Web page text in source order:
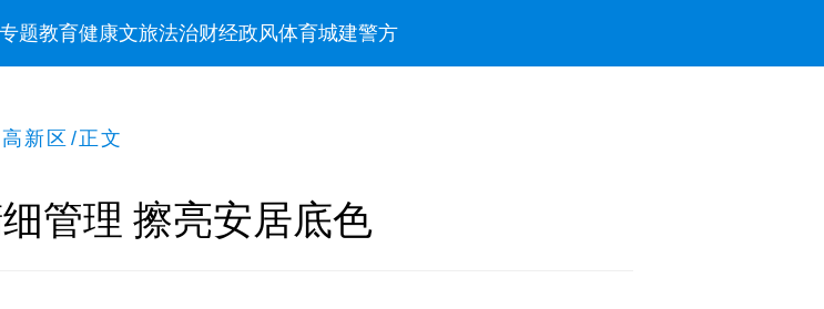
专题教育健康文旅法治财经政风体育城建警方
新区 /正文
管理 擦亮安居底色